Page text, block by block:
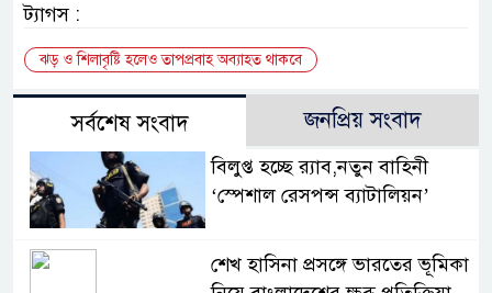
ট্যাগস :
ঝড় ও শিলাবৃষ্টি হলেও তাপপ্রবাহ অব্যাহত থাকবে
সর্বশেষ সংবাদ জনপ্রিয় সংবাদ
বিলুপ্ত হচ্ছে র‍্যাব,নতুন বাহিনী
‘স্পেশাল রেসপন্স ব্যাটালিয়ন’
শেখ হাসিনা প্রসঙ্গে ভারতের ভূমিকা